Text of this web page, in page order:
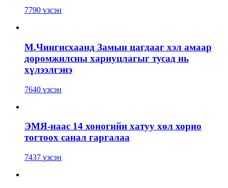
7790 үзсэн
М.Чингисхаанд Замын цагдааг хэл амаар
доромжилсны хариуцлагыг тусад нь
хүлээлгэнэ
7640 үзсэн
ЭМЯ-наас 14 хоногийн хатуу хөл хорио
тогтоох санал гаргалаа
7437 үзсэн